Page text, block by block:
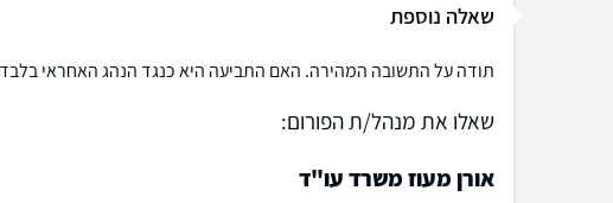
שאלה נוספת
תודה על התשובה המהירה. האם התביעה היא כנגד הנהג האחראי
שאלו את מנהל/ת הפורום:
אורן מעוז משרד עו"ד